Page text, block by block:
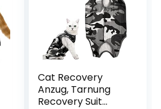
Cat Recovery
Anzug, Tarnung
Recovery Suit